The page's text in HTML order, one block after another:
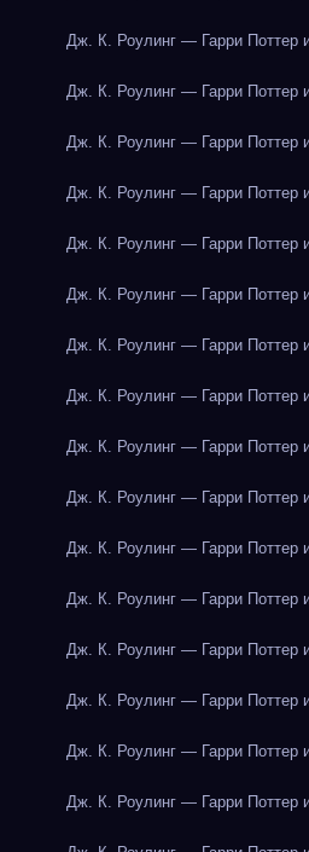
Дж. К. Роулинг — Гарри Поттер
Дж. К. Роулинг — Гарри Поттер
Дж. К. Роулинг — Гарри Поттер
Дж. К. Роулинг — Гарри Поттер
Дж. К. Роулинг — Гарри Поттер
Дж. К. Роулинг — Гарри Поттер
Дж. К. Роулинг — Гарри Поттер
Дж. К. Роулинг — Гарри Поттер
Дж. К. Роулинг — Гарри Поттер
Дж. К. Роулинг — Гарри Поттер
Дж. К. Роулинг — Гарри Поттер
Дж. К. Роулинг — Гарри Поттер
Дж. К. Роулинг — Гарри Поттер
Дж. К. Роулинг — Гарри Поттер
Дж. К. Роулинг — Гарри Поттер
Дж. К. Роулинг — Гарри Поттер